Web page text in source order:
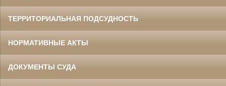
ТЕРРИТОРИАЛЬНАЯ ПОДСУДНОСТЬ
НОРМАТИВНЫЕ АКТЫ
ДОКУМЕНТЫ СУДА